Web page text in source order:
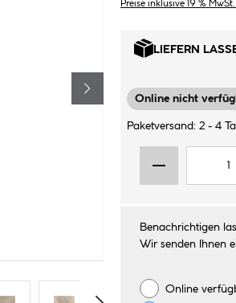
Preise inklusive 19 %
LIEFERN
Online nicht
Paketversand: 2 - 4
Benachrichtigen
Wir senden Ihnen
Online